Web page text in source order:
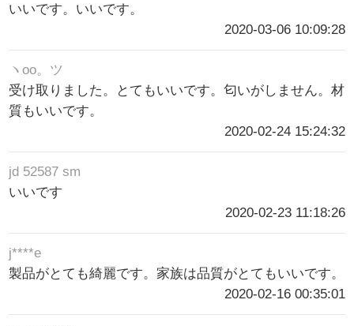
いいです。いいです。
2020-03-06 10:09:28
ヽoo。ツ
受け取りました。とてもいいです。匂いがしません。材
質もいいです。
2020-02-24 15:24:32
jd 52587 sm
いいです
2020-02-23 11:18:26
j****e
製品がとても綺麗です。家族は品質がとてもいいです。
2020-02-16 00:35:01